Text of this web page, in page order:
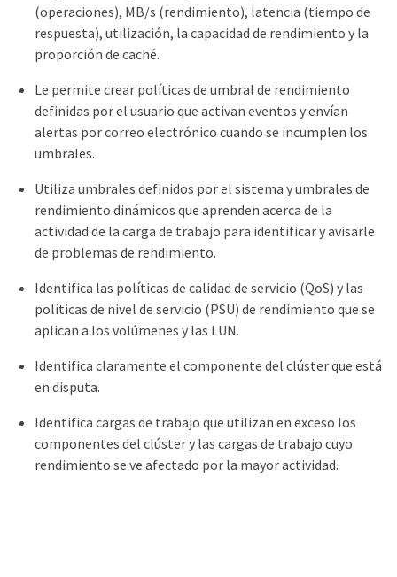
(operaciones), MB/s (rendimiento), latencia (tiempo de
respuesta), utilización, la capacidad de rendimiento y la
proporción de caché.
Le permite crear políticas de umbral de rendimiento
definidas por el usuario que activan eventos y envían
alertas por correo electrónico cuando se incumplen los
umbrales.
Utiliza umbrales definidos por el sistema y umbrales de
rendimiento dinámicos que aprenden acerca de la
actividad de la carga de trabajo para identificar y avisarle
de problemas de rendimiento.
Identifica las políticas de calidad de servicio (QoS) y las
políticas de nivel de servicio (PSU) de rendimiento que se
aplican a los volúmenes y las LUN.
Identifica claramente el componente del clúster que está
en disputa.
Identifica cargas de trabajo que utilizan en exceso los
componentes del clúster y las cargas de trabajo cuyo
rendimiento se ve afectado por la mayor actividad.